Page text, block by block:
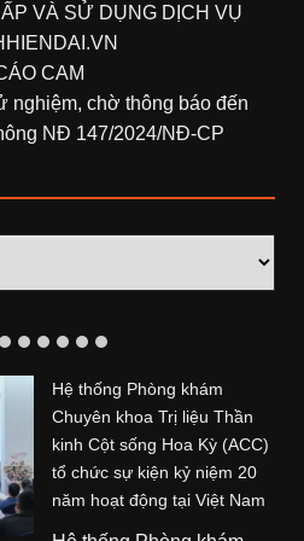
VÀ SỬ DỤNG DỊCH VỤ
CAM
nghiệm, chờ thông báo đến
NĐ 147/2024/NĐ-CP
Hệ thống Phòng khám
Chuyên khoa Trị liệu Thần
kinh Cột sống Hoa Kỳ (ACC)
tổ chức sự kiện kỷ niệm 20
năm hoạt động tại Việt Nam